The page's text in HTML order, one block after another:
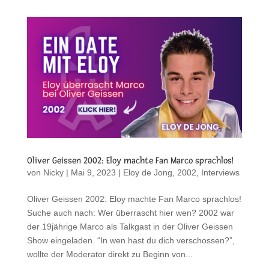
Oliver Geissen 2002: Eloy machte Fan Marco sprachlos!
von Nicky| Mai 9, 2023 | Eloy de Jong 2002 Interviews
Oliver Geissen 2002: Eloy machte Fan Marco sprachlos!
Suche auch nach: Wer überrascht hier wen? 2002 war
der 19jährige Marco als Talkgast in der Oliver Geissen
Show eingeladen. “In wen hast du dich verschossen?”,
wollte der Moderator direkt zu Beginn von...